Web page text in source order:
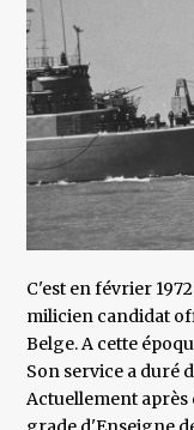
C'est en février
milicien candidat
Belge. A cette
Son service a duré
Actuellement après